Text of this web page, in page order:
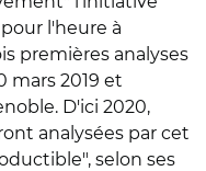
l'heure à
premières analyses
mars 2019 et
D'ici 2020,
analysées par cet
selon ses